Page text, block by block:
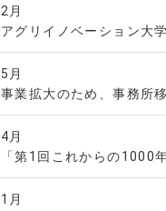
2月
アグリイノベーション大
5月
事業拡大のため、事務所
4月
「第1回これからの1000
1月